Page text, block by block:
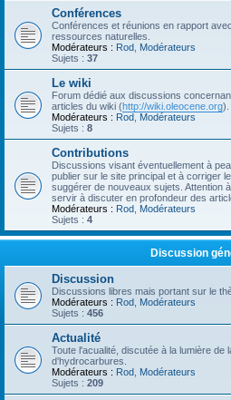
Conférences
Conférences et réunions en rapport
ressources naturelles.
Modérateurs : Rod Modérateurs
Sujets : 37
Le wiki
Forum dédié aux discussions
articles du wiki (http://wiki.oleocene.org).
Modérateurs : Rod Modérateurs
Sujets : 8
Contributions
Discussions visant éventuellement à
publier sur le site principal et à corriger
suggérer de nouveaux sujets. Attention
servir à discuter en profondeur des
Modérateurs : Rod Modérateurs
Sujets : 4
Discussion
Discussion
Discussions libres mais portant sur le
Modérateurs : Rod Modérateurs
Sujets : 456
Actualité
Toute l'acualité, discutée à la lumière de
d'hydrocarbures.
Modérateurs : Rod Modérateurs
Sujets : 209